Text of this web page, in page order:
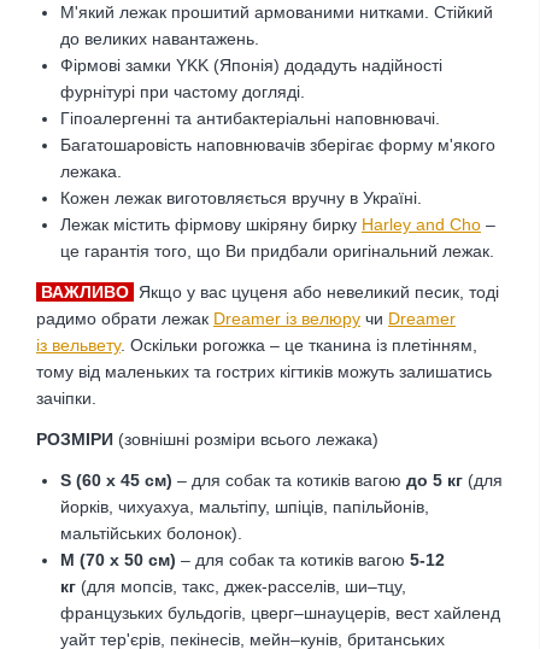
М'який лежак прошитий армованими нитками. Стійкий
до великих навантажень.
Фірмові замки YKK (Японія) додадуть надійності
фурнітурі при частому догляді.
Гіпоалергенні та антибактеріальні наповнювачі.
Багатошаровість наповнювачів зберігає форму м'якого
лежака.
Кожен лежак виготовляється вручну в Україні.
Лежак містить фірмову шкіряну бирку Harley and Cho –
це гарантія того, що Ви придбали оригінальний лежак.
ВАЖЛИВО Якщо у вас цуценя або невеликий песик, тоді
радимо обрати лежак Dreamer із велюру чи Dreamer
із вельвету. Оскільки рогожка – це тканина із плетінням,
тому від маленьких та гострих кігтиків можуть залишатись
зачіпки.
РОЗМІРИ (зовнішні розміри всього лежака)
S (60 х 45 см) – для собак та котиків вагою до 5 кг (для
йорків, чихуахуа, мальтіпу, шпіців, папільйонів,
мальтійських болонок).
M (70 х 50 см) – для собак та котиків вагою 5-12
кг (для мопсів, такс, джек-расселів, ши–тцу,
французьких бульдогів, цверг–шнауцерів, вест хайленд
уайт тер'єрів, пекінесів, мейн–кунів, британських